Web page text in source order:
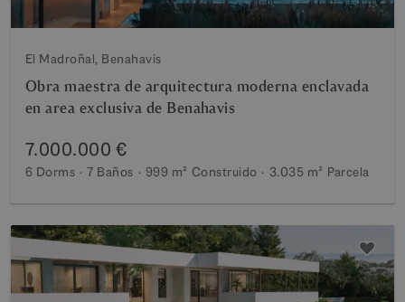
El Madroñal, Benahavis
Obra maestra de arquitectura moderna enclavada
en area exclusiva de Benahavis
7.000.000 €
6 Dorms 7 Baños 999 m² Construido 3.035 m² Parcela